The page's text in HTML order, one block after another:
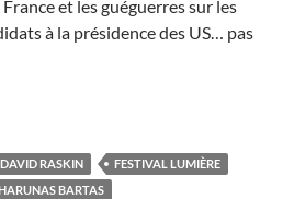
et les guéguerres sur les
à la présidence des US… pas
Lumière 2020
DAVID RASKIN
FESTIVAL LUMIÈRE
BARTAS